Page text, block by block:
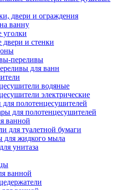
двери и ограждения
ванну
и стенки
переливы
для ванн
водяные
электрические
полотенцесушителей
для полотенцесушителей
ванной
для туалетной бумаги
для жидкого мыла
унитаза
ванной